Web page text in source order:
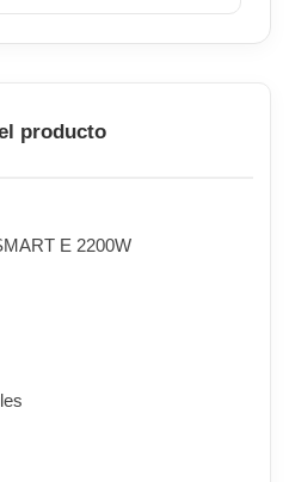
producto
E 2200W